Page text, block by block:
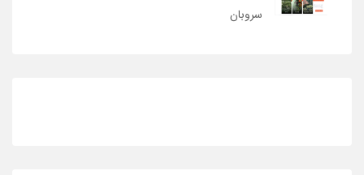
سروبان